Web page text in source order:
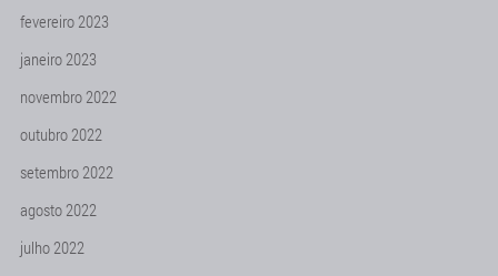
fevereiro 2023
janeiro 2023
novembro 2022
outubro 2022
setembro 2022
agosto 2022
julho 2022